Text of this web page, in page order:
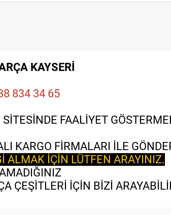
KAYSERİ
834 34 65
FAALİYET
KARGO FİRMALARI İLE
ALMAK İÇİN LÜTFEN ARAYINIZ.
ÇEŞİTLERİ İÇİN BİZİ